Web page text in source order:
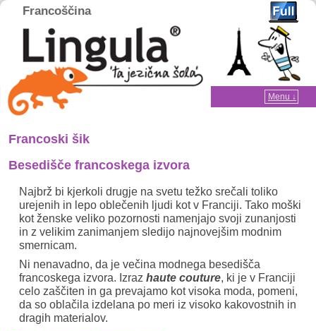
Francoščina
Home
Menu ↓
Skip to primary content
Skip to secondary content
Francoski šik
Besedišče francoskega izvora
Najbrž bi kjerkoli drugje na svetu težko srečali toliko
urejenih in lepo oblečenih ljudi kot v Franciji. Tako moški
kot ženske veliko pozornosti namenjajo svoji zunanjosti
in z velikim zanimanjem sledijo najnovejšim modnim
smernicam.
Ni nenavadno, da je večina modnega besedišča
francoskega izvora. Izraz haute couture, ki je v Franciji
celo zaščiten in ga prevajamo kot visoka moda, pomeni,
da so oblačila izdelana po meri iz visoko kakovostnih in
dragih materialov.